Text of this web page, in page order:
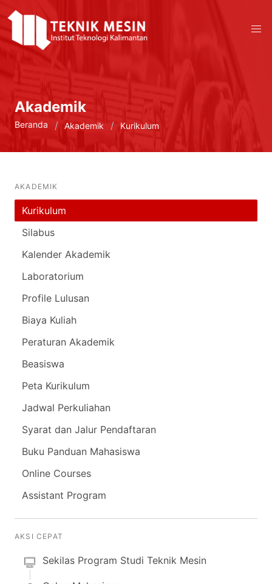
Akademik
Beranda Akademik Kurikulum
AKADEMIK
Kurikulum
Silabus
Kalender Akademik
Laboratorium
Profile Lulusan
Biaya Kuliah
Peraturan Akademik
Beasiswa
Peta Kurikulum
Jadwal Perkuliahan
Syarat dan Jalur Pendaftaran
Buku Panduan Mahasiswa
Online Courses
Assistant Program
AKSI CEPAT
Sekilas Program Studi Teknik Mesin